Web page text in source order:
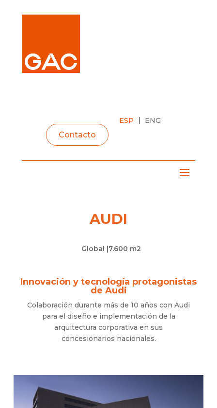
ESP ENG
Contacto
AUDI
Global |7.600 m2
Innovación y tecnología protagonistas
de Audi
Colaboración durante más de 10 años con Audi
para el diseño e implementación de la
arquitectura corporativa en sus
concesionarios nacionales.